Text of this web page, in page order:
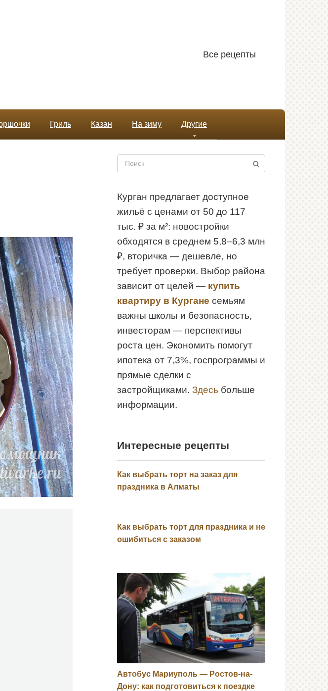
Все рецепты
Гриль Казан На зиму Другие
Поиск:
Курган предлагает доступное
жильё с ценами от 50 до 117
тыс. ₽ за м²: новостройки
обходятся в среднем 5,8–6,3 млн
₽, вторичка — дешевле, но
требует проверки. Выбор района
зависит от целей — купить
квартиру в Кургане семьям
важны школы и безопасность,
инвесторам — перспективы
роста цен. Экономить помогут
ипотека от 7,3%, госпрограммы и
прямые сделки с
застройщиками. Здесь больше
информации.
Интересные рецепты
Как выбрать торт на заказ для
праздника в Алматы
Как выбрать торт для праздника и не
ошибиться с заказом
Автобус Мариуполь — Ростов-на-
Дону: как подготовиться к поездке